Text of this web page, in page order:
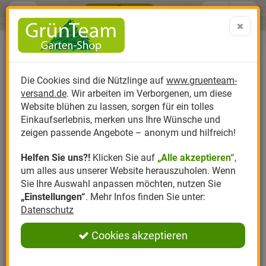
Produktkatalog
Anzucht
Dünger
Erde
Kompost
Pflanzenstärkung
Nützlinge Nützlinge gegen
Nützlingsarten
Nützlingsförderung
Nützlingszubehör
Hersteller
Biplantol
Felco
Gloria
Greenfield
Romberg
Themenwelt
Gemüsegarten
Rasen
Rosen
Ziergarten
Kräutergarten
Ratgeber
Aktuelle Themen
Schädlinge aktuell
Angebote
Sparsets / Set-
Angebote
0 ARTIKEL IM WARENKORB
Ergebnisse () Fertig
Menü Search
Erfahrungen & Meinungen 1
Einloggen und Bewertung schreiben
1 Bewertungen
0 Bewertungen
Die Cookies sind die Nützlinge auf www.gruenteam-
versand.de. Wir arbeiten im Verborgenen, um diese
Website blühen zu lassen, sorgen für ein tolles
Einkaufserlebnis, merken uns Ihre Wünsche und
zeigen passende Angebote – anonym und hilfreich!
Helfen Sie uns?! Klicken Sie auf „Alle akzeptieren“,
um alles aus unserer Website herauszuholen. Wenn
Sie Ihre Auswahl anpassen möchten, nutzen Sie
„Einstellungen“. Mehr Infos finden Sie unter:
Datenschutz
Cookies akzeptieren